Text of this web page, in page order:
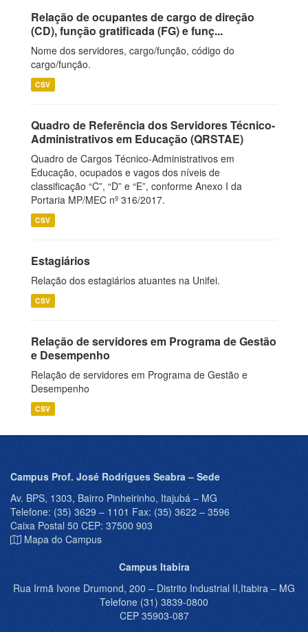
Relação de ocupantes de cargo de direção
(CD), função gratificada (FG) e funç...
Nome dos servidores, cargo/função, código do
cargo/função.
CSV
Quadro de Referência dos Servidores Técnico-
Administrativos em Educação (QRSTAE)
Quadro de Cargos Técnico-Administrativos em
Educação, ocupados e vagos dos níveis de
classificação “C”, “D” e “E”, conforme Anexo I da
Portaria MP/MEC nº 316/2017.
CSV
Estagiários
Relação dos estagiários atuantes na Unifei.
CSV
Relação de servidores em Programa de Gestão
e Desempenho
Relação de servidores em Programa de Gestão e
Desempenho
CSV
Campus Prof. José Rodrigues Seabra – Sede
Av. BPS, 1303, Bairro Pinheirinho, Itajubá – MG
Telefone: (35) 3629 – 1101 Fax: (35) 3622 – 3596
Caixa Postal 50 CEP: 37500 903
Mapa do Campus
Campus Itabira
Rua Irmã Ivone Drumond, 200 – Distrito Industrial II,Itabira – MG
Telefone (31) 3839-0800
CEP 35903-087